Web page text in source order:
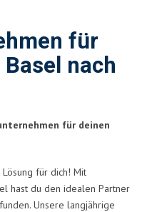
für
nach
für deinen
für dich! Mit
hast du den idealen Partner
Unsere langjährige